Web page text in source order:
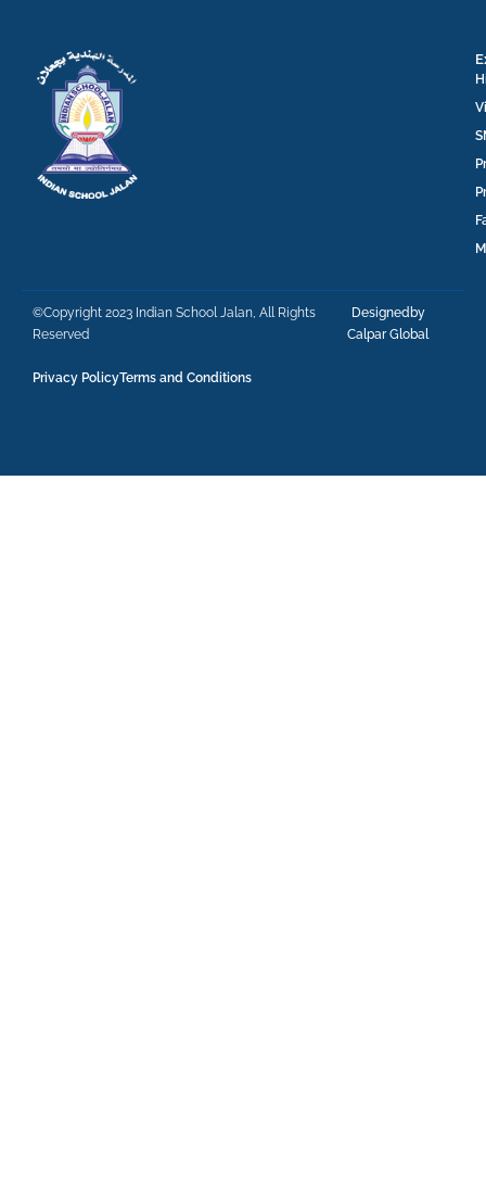
©Copyright 2023 Indian School Jalan, All Rights
Reserved
Designedby
Calpar Global
Privacy PolicyTerms and Conditions